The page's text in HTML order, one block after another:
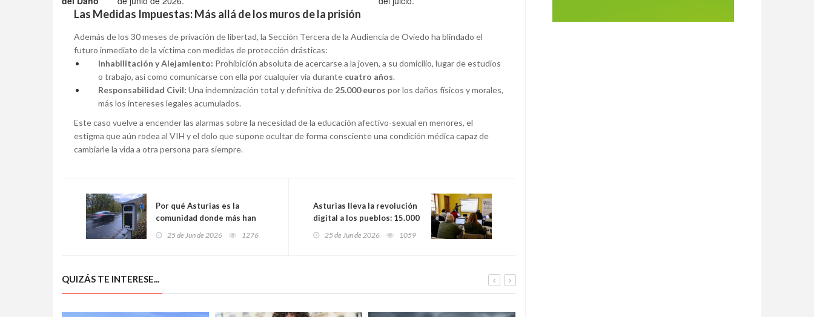
Las Medidas Impuestas: Más allá de los muros de la prisión
Además de los 30 meses de privación de libertad, la Sección Tercera de la Audiencia de Oviedo ha blindado el
futuro inmediato de la víctima con medidas de protección drásticas:
Inhabilitación y Alejamiento: Prohibición absoluta de acercarse a la joven, a su domicilio, lugar de estudios
o trabajo, así como comunicarse con ella por cualquier vía durante cuatro años.
Responsabilidad Civil: Una indemnización total y definitiva de 25.000 euros por los daños físicos y morales,
más los intereses legales acumulados.
Este caso vuelve a encender las alarmas sobre la necesidad de la educación afectivo-sexual en menores, el
estigma que aún rodea al VIH y el dolo que supone ocultar de forma consciente una condición médica capaz de
cambiarle la vida a otra persona para siempre.
Por qué Asturias es la
comunidad donde más han
crecido los radares y qué
25 de Jun de 2026 1276
Asturias lleva la revolución
digital a los pueblos: 15.000
cursos para que nadie se
25 de Jun de 2026 1059
QUIZÁS TE INTERESE...